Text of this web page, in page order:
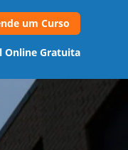
Online Gratuita
um Curso